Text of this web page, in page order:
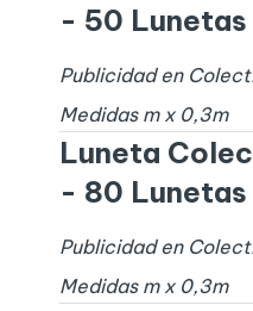
- 50 Lunetas
Publicidad en
Medidas m x 0,3m
Luneta
- 80 Lunetas
Publicidad en
Medidas m x 0,3m